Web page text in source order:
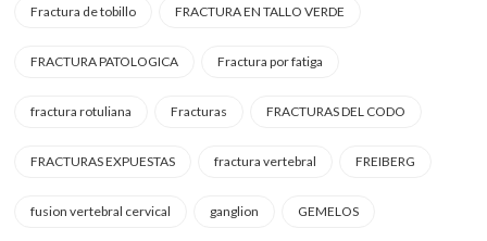
Fractura de tobillo FRACTURA EN TALLO VERDE
FRACTURA PATOLOGICA Fractura por fatiga
fractura rotuliana Fracturas FRACTURAS DEL CODO
FRACTURAS EXPUESTAS fractura vertebral FREIBERG
fusion vertebral cervical ganglion GEMELOS